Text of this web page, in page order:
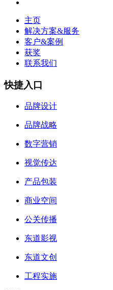
主页
解决方案&服务
客户&案例
获奖
联系我们
快捷入口
品牌设计
品牌战略
数字营销
视觉传达
产品包装
商业空间
公关传播
东道影视
东道文创
工程实施